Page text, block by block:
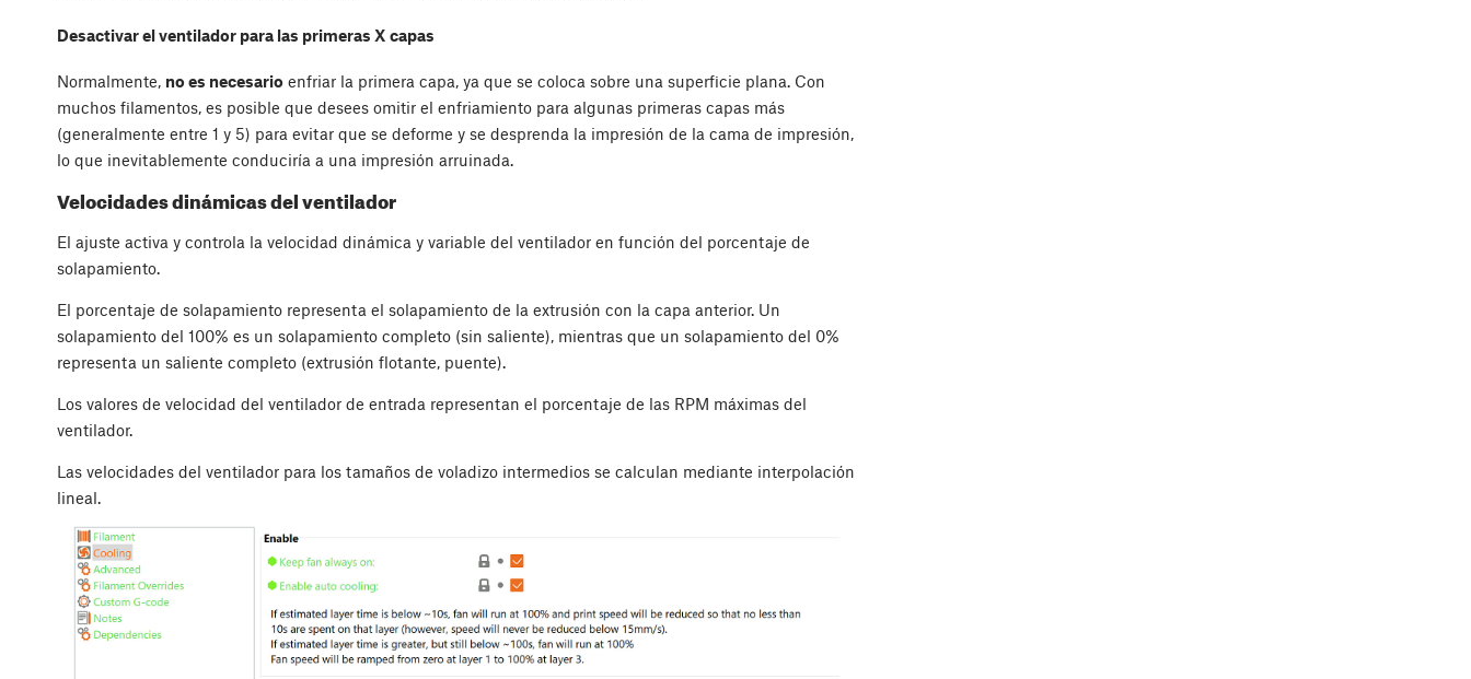
Desactivar el ventilador para las primeras X capas
Normalmente, no es necesario enfriar la primera capa, ya que se coloca sobre una superficie plana. Con
muchos filamentos, es posible que desees omitir el enfriamiento para algunas primeras capas más
(generalmente entre 1 y 5) para evitar que se deforme y se desprenda la impresión de la cama de impresión,
lo que inevitablemente conduciría a una impresión arruinada.
Velocidades dinámicas del ventilador
El ajuste activa y controla la velocidad dinámica y variable del ventilador en función del porcentaje de
solapamiento.
El porcentaje de solapamiento representa el solapamiento de la extrusión con la capa anterior. Un
solapamiento del 100% es un solapamiento completo (sin saliente), mientras que un solapamiento del 0%
representa un saliente completo (extrusión flotante, puente).
Los valores de velocidad del ventilador de entrada representan el porcentaje de las RPM máximas del
ventilador.
Las velocidades del ventilador para los tamaños de voladizo intermedios se calculan mediante interpolación
lineal.